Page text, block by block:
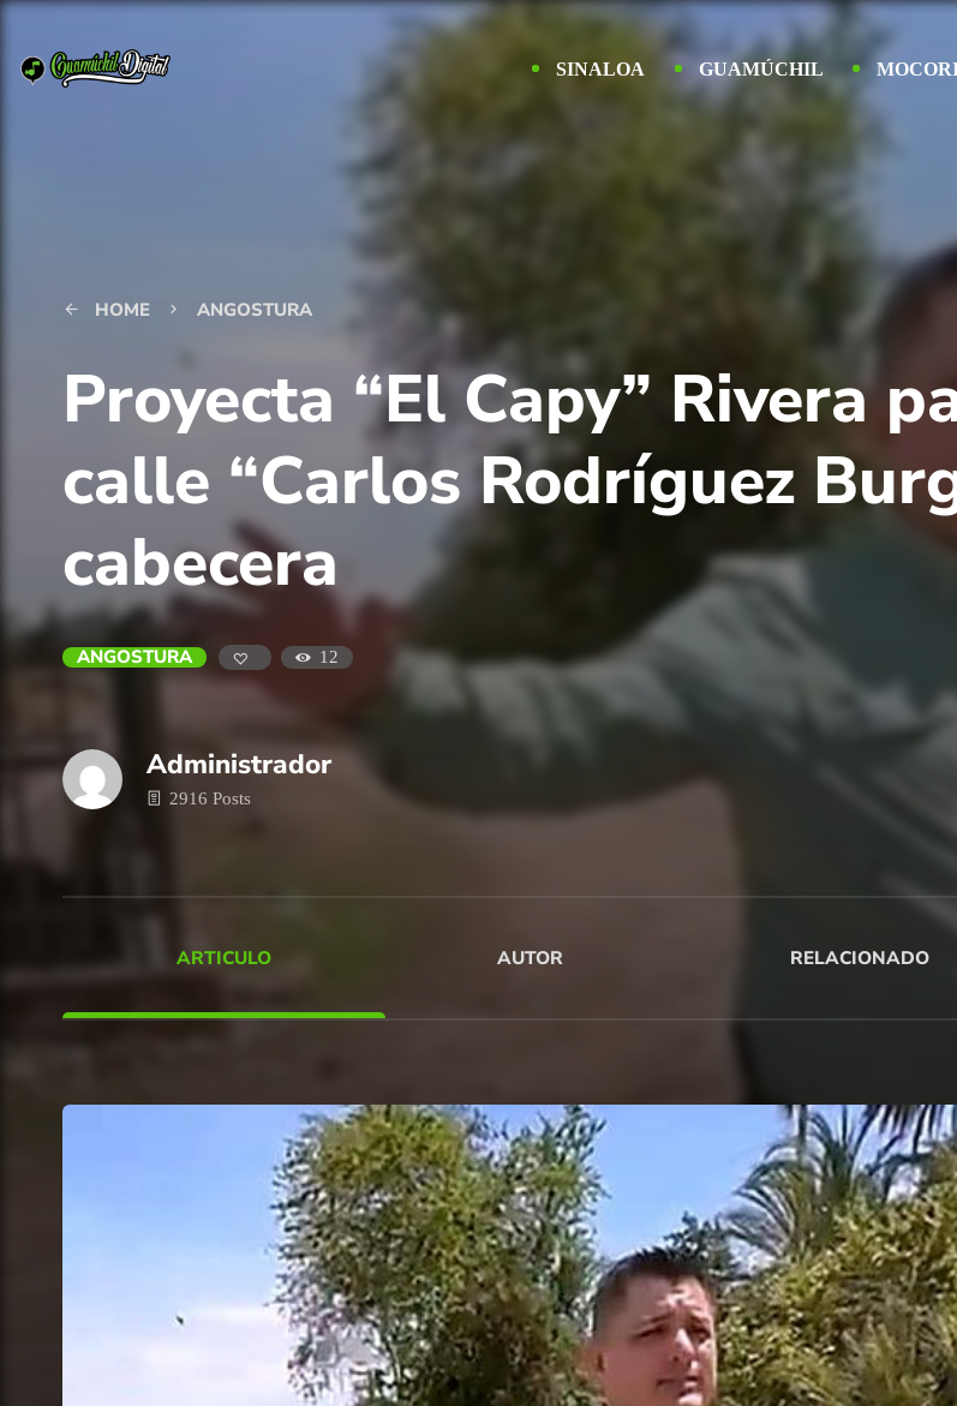
SINALOA GUAMÚCHIL
arrow_back HOME keyboard_arrow_right ANGOSTURA
Proyecta “El Capy” Rivera
calle “Carlos Rodríguez
cabecera
ANGOSTURA 12
Administrador
2916 Posts
ARTICULO AUTOR RELACIONADO